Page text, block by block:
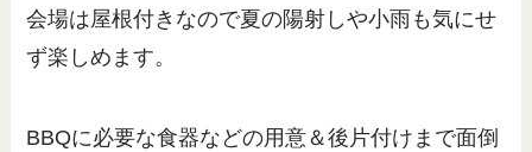
会場は屋根付きなので夏の陽射しや小雨も気にせ
ず楽しめます。
BBQに必要な食器などの用意＆後片付けまで面倒